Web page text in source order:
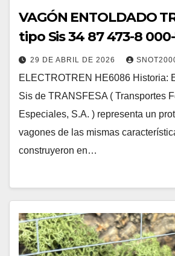
VAGÓN ENTOLDADO
tipo Sis 34 87 473-8
29 DE ABRIL DE 2026
ELECTROTREN HE6086 Historia:
Sis de TRANSFESA ( Transportes
Especiales, S.A. ) representa un
vagones de las mismas
construyeron en…